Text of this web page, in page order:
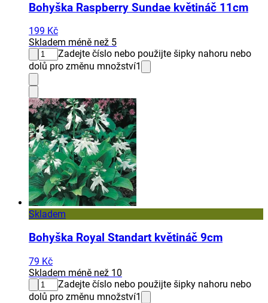
Bohyška Raspberry Sundae květináč 11cm
199 Kč
Skladem méně než 5
Zadejte číslo nebo použijte šipky nahoru nebo
dolů pro změnu množství1
Skladem
Bohyška Royal Standart květináč 9cm
79 Kč
Skladem méně než 10
Zadejte číslo nebo použijte šipky nahoru nebo
dolů pro změnu množství1